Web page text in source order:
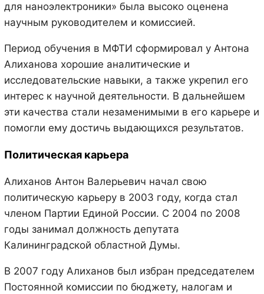
для наноэлектроники» была высоко оценена
научным руководителем и комиссией.
Период обучения в МФТИ сформировал у Антона
Алиханова хорошие аналитические и
исследовательские навыки, а также укрепил его
интерес к научной деятельности. В дальнейшем
эти качества стали незаменимыми в его карьере и
помогли ему достичь выдающихся результатов.
Политическая карьера
Алиханов Антон Валерьевич начал свою
политическую карьеру в 2003 году, когда стал
членом Партии Единой России. С 2004 по 2008
годы занимал должность депутата
Калининградской областной Думы.
В 2007 году Алиханов был избран председателем
Постоянной комиссии по бюджету, налогам и